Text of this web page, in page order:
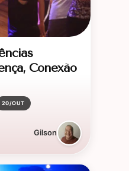
Conexão
20/OUT
Gilson